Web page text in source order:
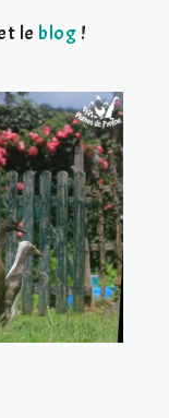
le blog !